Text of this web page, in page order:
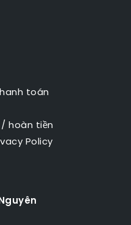
toán
hoàn tiền
Policy